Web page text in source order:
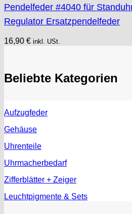
Pendelfeder #4040 für
Regulator Ersatzpendelfeder
16,90 € inkl. USt.
Beliebte Kategorien
Aufzugfeder
Gehäuse
Uhrenteile
Uhrmacherbedarf
Zifferblätter + Zeiger
Leuchtpigmente & Sets